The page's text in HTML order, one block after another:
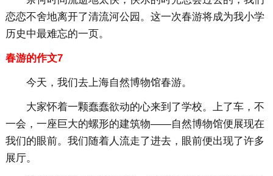
恋恋不舍地离开了清流河公园。这一次春游将成为我小学
历史中最难忘的一页。
春游的作文7
今天，我们去上海自然博物馆春游。
大家怀着一颗蠢蠢欲动的心来到了学校。上了车，不
一会，一座巨大的螺形的建筑物——自然博物馆便展现在
我们的眼前。我们随着人流走了进去，眼前便出现了许多
展厅。